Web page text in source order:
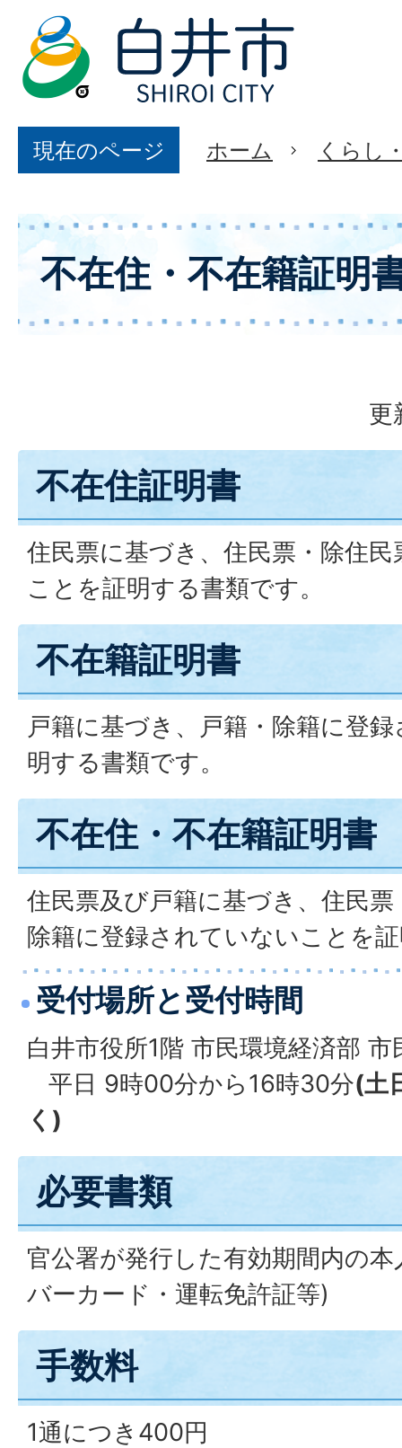
現在のページ ホーム くらし
不在住・不在籍証明
更
不在住証明書
住民票に基づき、住民票・除住
ことを証明する書類です。
不在籍証明書
戸籍に基づき、戸籍・除籍に登
明する書類です。
不在住・不在籍証明書
住民票及び戸籍に基づき、住民
除籍に登録されていないことを
受付場所と受付時間
白井市役所1階 市民環境経済部 市
平日 9時00分から16時30分(土
く)
必要書類
官公署が発行した有効期間内の
バーカード・運転免許証等)
手数料
1通につき400円